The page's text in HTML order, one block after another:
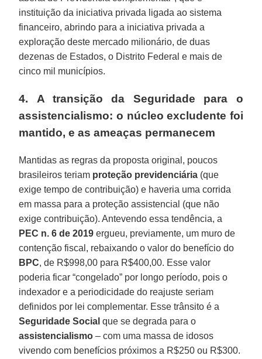
instituição da iniciativa privada ligada ao sistema
financeiro, abrindo para a iniciativa privada a
exploração deste mercado milionário, de duas
dezenas de Estados, o Distrito Federal e mais de
cinco mil municípios.
4. A transição da Seguridade para o
assistencialismo: o núcleo excludente foi
mantido, e as ameaças permanecem
Mantidas as regras da proposta original, poucos
brasileiros teriam proteção previdenciária (que
exige tempo de contribuição) e haveria uma corrida
em massa para a proteção assistencial (que não
exige contribuição). Antevendo essa tendência, a
PEC n. 6 de 2019 ergueu, previamente, um muro de
contenção fiscal, rebaixando o valor do benefício do
BPC, de R$998,00 para R$400,00. Esse valor
poderia ficar “congelado” por longo período, pois o
indexador e a periodicidade do reajuste seriam
definidos por lei complementar. Esse trânsito é a
Seguridade Social que se degrada para o
assistencialismo – com uma massa de idosos
vivendo com benefícios próximos a R$250 ou R$300.